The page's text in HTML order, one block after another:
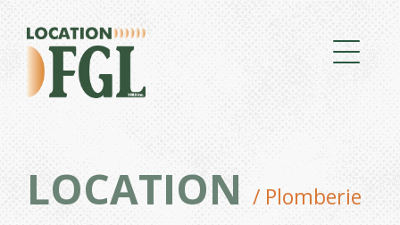
LOCATION / Plomberie